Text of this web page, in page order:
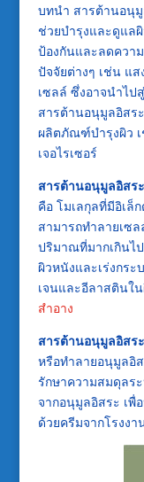
บทนำ สารต้านอนุ
ช่วยบำรุงและดูแล
ป้องกันและลดควา
ปัจจัยต่างๆ เช่น แ
เซลล์ ซึ่งอาจนำไป
สารต้านอนุมูลอิสร
ผลิตภัณฑ์บำรุงผิว
เจอไรเซอร์
สารต้านอนุมูลอิสร
คือ โมเลกุลที่มีอิเล็
สามารถทำลายเซ
ปริมาณที่มากเกินไ
ผิวหนังและเร่งกร
เจนและอีลาสตินใ
สำอาง
สารต้านอนุมูลอิสระ
หรือทำลายอนุมูลอิ
รักษาความสมดุลร
จากอนุมูลอิสระ เพื่
ด้วยครีมจากโรงงา